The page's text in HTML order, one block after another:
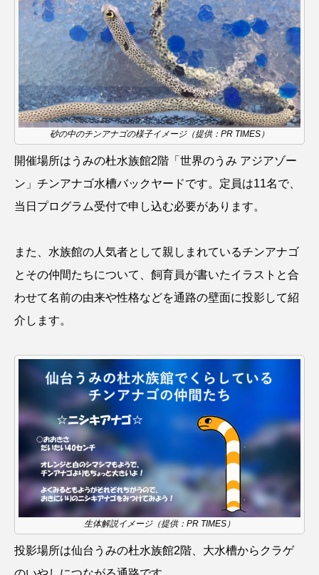
オオグソクムシ オオサンショウウオ
オショロコマ オスカー オタリア
オットセイ オニヒトデ オワンクラゲ
オーストラリア カイエビ カイギュウ
カエルアンコウ カガミガイ カキ
カタボシイワシ カツオ カニ
カミクラゲ
カレイ
カワバタモロコ カワムツ ガラ・ルファ
キス キチヌ キヌバリ
キビナゴ キュウリエソ キンメダイ
ギギ ギンザケ ギンザメ クエ
クサガメ クジラ クニマス クマノミ
クラゲ クルマエビ
砂の中のチンアナゴの様子イメージ（提供：PR TIMES）
開催場所はうみの杜水族館2階「世界のうみ アジアゾー
ン」チンアナゴ水槽バックヤードです。定員は11名で、
当日プログラム受付で申し込む必要があります。
また、水族館の人気者として親しまれているチンアナゴ
とその仲間たちについて、飼育員が書いたイラストと合
わせて名前の由来や性格などを通路の壁面に投影して紹
介します。
生体解説イメージ（提供：PR TIMES）
投影場所は仙台うみの杜水族館2階、大水槽からクラゲ